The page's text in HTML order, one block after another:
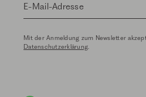
E-Mail-Adresse
Mit der Anmeldung zum Newsletter
Datenschutzerklärung.